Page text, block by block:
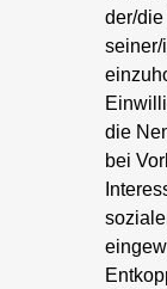
der/die
seiner/
die
bei